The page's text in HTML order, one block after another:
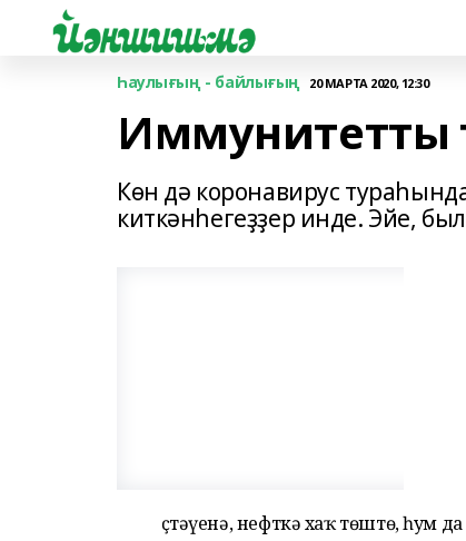
Һаулығың - байлығың 20 МАРТА 2020, 12:30
Көн дә коронавирус
киткәнһегеҙҙер инде. Эйе,
Өҫтәүенә, нефткә хаҡ төштө, һум